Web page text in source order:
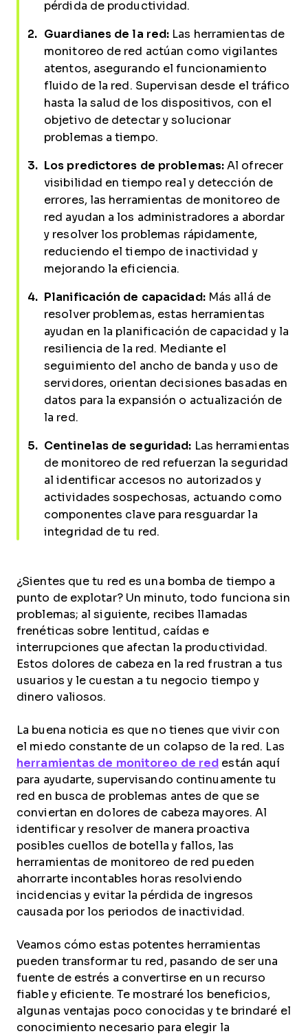
pérdida de productividad.
Guardianes de la red: Las herramientas de
monitoreo de red actúan como vigilantes
atentos, asegurando el funcionamiento
fluido de la red. Supervisan desde el tráfico
hasta la salud de los dispositivos, con el
objetivo de detectar y solucionar
problemas a tiempo.
Los predictores de problemas: Al ofrecer
visibilidad en tiempo real y detección de
errores, las herramientas de monitoreo de
red ayudan a los administradores a abordar
y resolver los problemas rápidamente,
reduciendo el tiempo de inactividad y
mejorando la eficiencia.
Planificación de capacidad: Más allá de
resolver problemas, estas herramientas
ayudan en la planificación de capacidad y la
resiliencia de la red. Mediante el
seguimiento del ancho de banda y uso de
servidores, orientan decisiones basadas en
datos para la expansión o actualización de
la red.
Centinelas de seguridad: Las herramientas
de monitoreo de red refuerzan la seguridad
al identificar accesos no autorizados y
actividades sospechosas, actuando como
componentes clave para resguardar la
integridad de tu red.
¿Sientes que tu red es una bomba de tiempo a
punto de explotar? Un minuto, todo funciona sin
problemas; al siguiente, recibes llamadas
frenéticas sobre lentitud, caídas e
interrupciones que afectan la productividad.
Estos dolores de cabeza en la red frustran a tus
usuarios y le cuestan a tu negocio tiempo y
dinero valiosos.
La buena noticia es que no tienes que vivir con
el miedo constante de un colapso de la red. Las
herramientas de monitoreo de red están aquí
para ayudarte, supervisando continuamente tu
red en busca de problemas antes de que se
conviertan en dolores de cabeza mayores. Al
identificar y resolver de manera proactiva
posibles cuellos de botella y fallos, las
herramientas de monitoreo de red pueden
ahorrarte incontables horas resolviendo
incidencias y evitar la pérdida de ingresos
causada por los periodos de inactividad.
Veamos cómo estas potentes herramientas
pueden transformar tu red, pasando de ser una
fuente de estrés a convertirse en un recurso
fiable y eficiente. Te mostraré los beneficios,
algunas ventajas poco conocidas y te brindaré el
conocimiento necesario para elegir la